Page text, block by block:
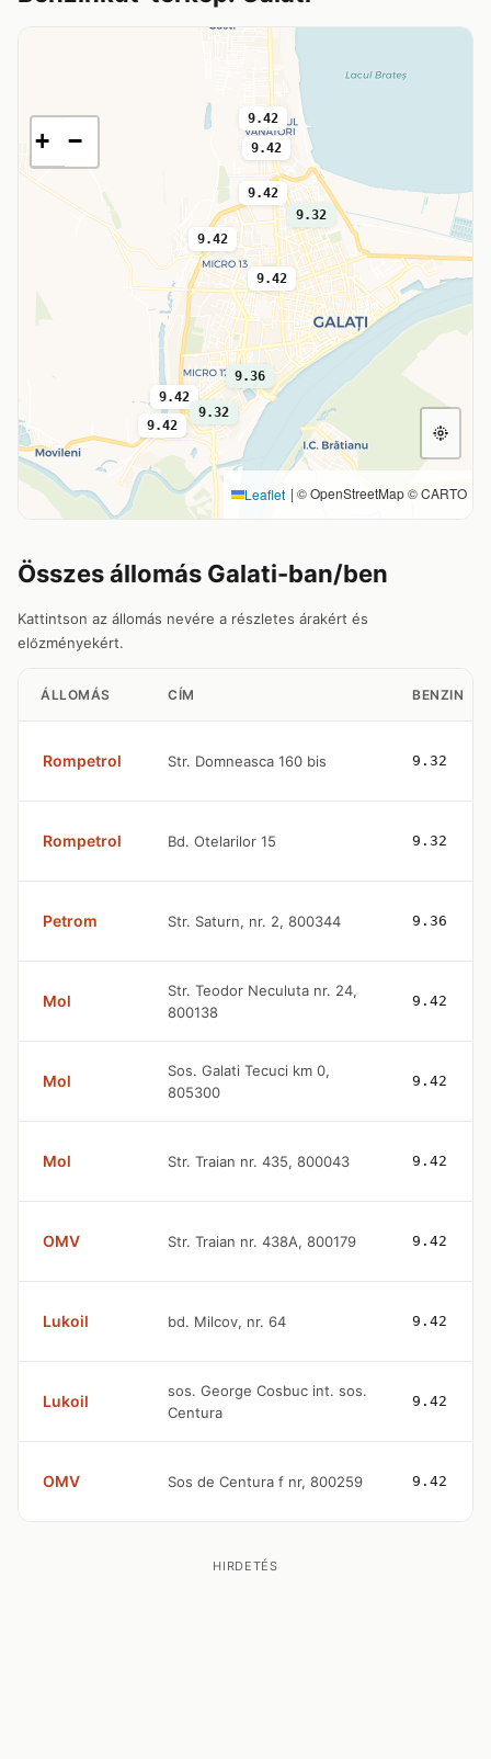
9.32
9.32
9.36
9.42
9.42
9.42
9.42
9.42
9.42
9.42
+ −
Leaflet | © OpenStreetMap © CARTO
Összes állomás Galati-ban/ben
Kattintson az állomás nevére a részletes árakért és
előzményekért.
ÁLLOMÁS CÍM BENZIN
Rompetrol Str. Domneasca 160 bis 9.32
Rompetrol Bd. Otelarilor 15 9.32
Petrom Str. Saturn, nr. 2, 800344 9.36
Mol
Str. Teodor Neculuta nr. 24,
800138
9.42
Mol
Sos. Galati Tecuci km 0,
805300
9.42
Mol Str. Traian nr. 435, 800043 9.42
OMV Str. Traian nr. 438A, 800179 9.42
Lukoil bd. Milcov, nr. 64 9.42
Lukoil
sos. George Cosbuc int. sos.
Centura
9.42
OMV Sos de Centura f nr, 800259 9.42
HIRDETÉS